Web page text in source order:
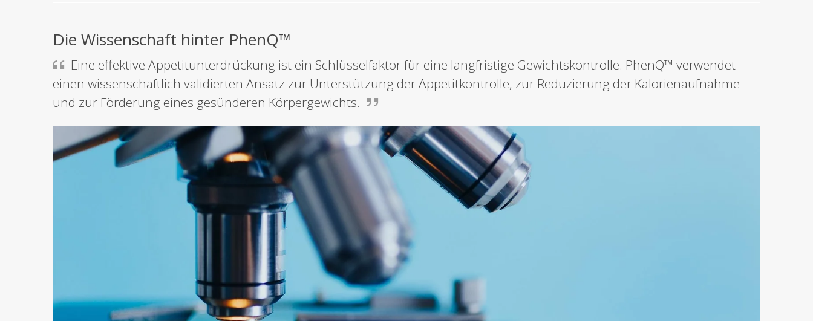
Die Wissenschaft hinter PhenQ™
Eine effektive Appetitunterdrückung ist ein Schlüsselfaktor für eine langfristige Gewichtskontrolle. PhenQ™ verwendet
einen wissenschaftlich validierten Ansatz zur Unterstützung der Appetitkontrolle, zur Reduzierung der Kalorienaufnahme
und zur Förderung eines gesünderen Körpergewichts.